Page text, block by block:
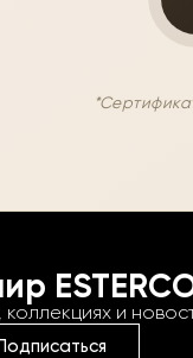
коллекциях и
Подписаться